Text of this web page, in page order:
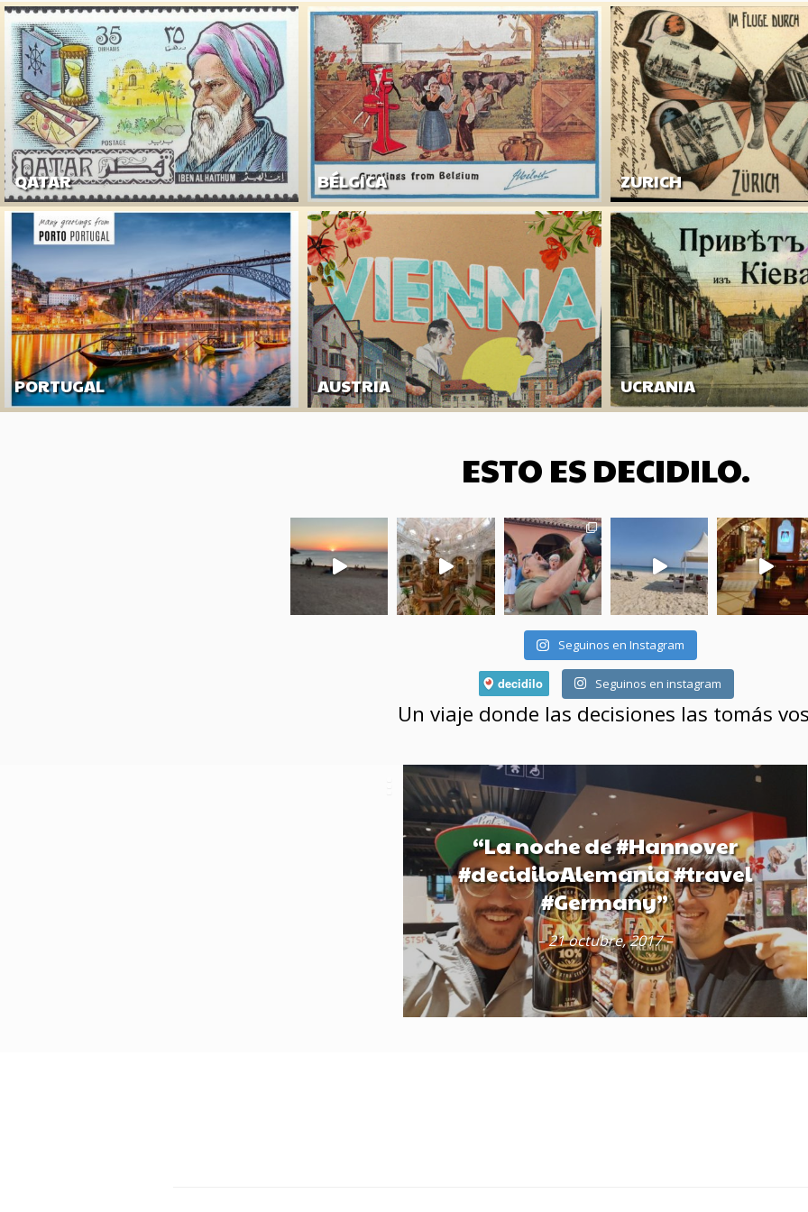
QATAR
PORTUGAL
BÉLGICA
AUSTRIA
ZURICH
UCRANIA
ESTO ES DECIDILO.
Seguinos en Instagram
Seguinos en instagram
Un viaje donde las decisiones las tomás
“La noche de #Hannover
#decidiloAlemania #travel
#Germany”
– 21 octubre, 2017 –